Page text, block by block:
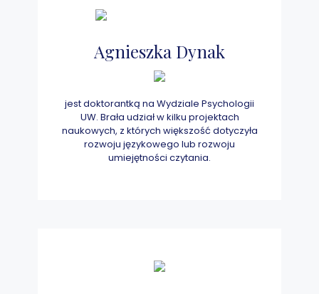
Agnieszka Dynak
jest doktorantką na Wydziale Psychologii
UW. Brała udział w kilku projektach
naukowych, z których większość dotyczyła
rozwoju językowego lub rozwoju
umiejętności czytania.